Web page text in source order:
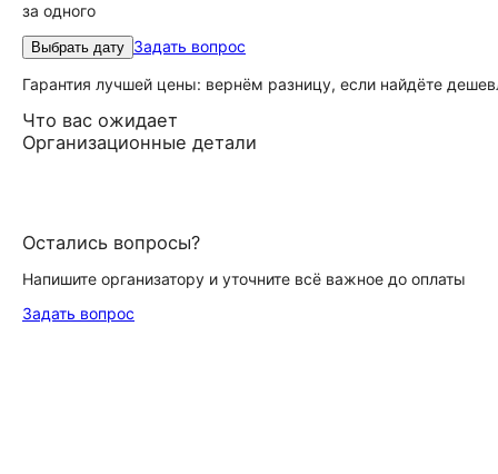
за одного
Выбрать дату Задать вопрос
Гарантия лучшей цены: вернём разницу, если найдёте
Что вас ожидает
Организационные детали
Остались вопросы?
Напишите организатору и уточните всё важное до оплаты
Задать вопрос